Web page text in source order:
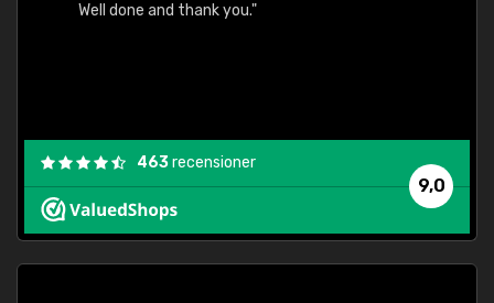
Well done and thank you."
9,0
463recensioner